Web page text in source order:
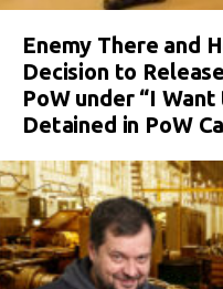
Enemy There and
Decision to
PoW under “I
Detained in PoW